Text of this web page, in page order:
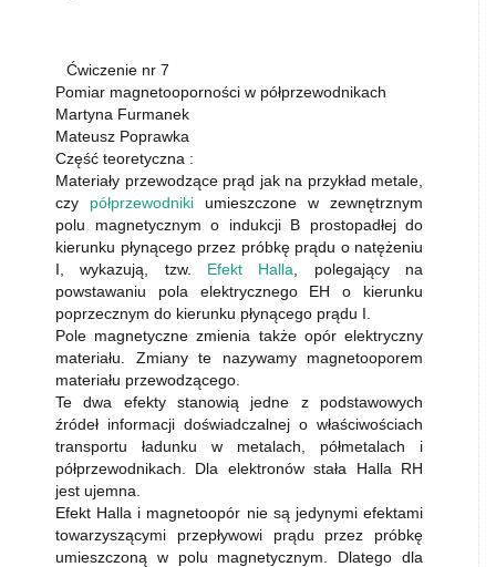
Ćwiczenie nr 7
Pomiar magnetooporności w półprzewodnikach
Martyna Furmanek
Mateusz Poprawka
Część teoretyczna :
Materiały przewodzące prąd jak na przykład metale,
czy półprzewodniki umieszczone w zewnętrznym
polu magnetycznym o indukcji B prostopadłej do
kierunku płynącego przez próbkę prądu o natężeniu
I, wykazują, tzw. Efekt Halla , polegający na
powstawaniu pola elektrycznego EH o kierunku
poprzecznym do kierunku płynącego prądu I.
Pole magnetyczne zmienia także opór elektryczny
materiału. Zmiany te nazywamy magnetooporem
materiału przewodzącego.
Te dwa efekty stanowią jedne z podstawowych
źródeł informacji doświadczalnej o właściwościach
transportu ładunku w metalach, półmetalach i
półprzewodnikach. Dla elektronów stała Halla RH
jest ujemna.
Efekt Halla i magnetoopór nie są jedynymi efektami
towarzyszącymi przepływowi prądu przez próbkę
umieszczoną w polu magnetycznym. Dlatego dla